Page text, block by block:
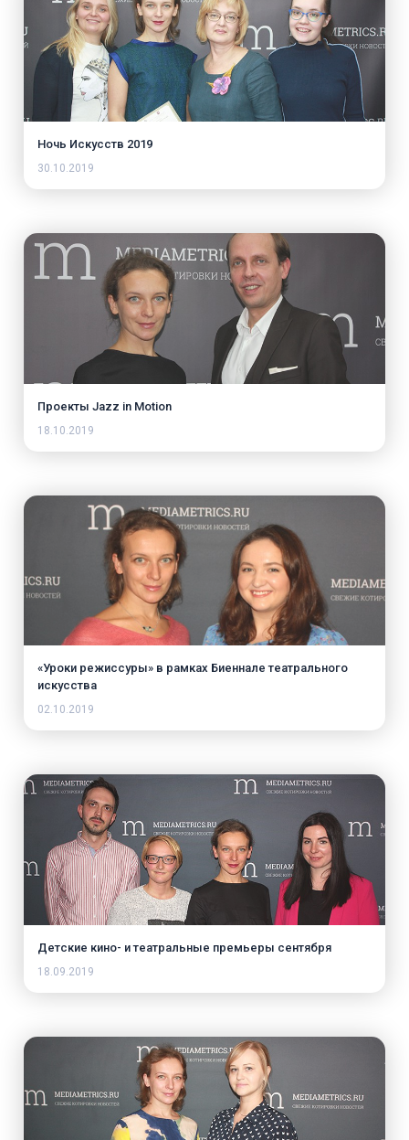
Ночь Искусств 2019
30.10.2019
Проекты Jazz in Motion
18.10.2019
«Уроки режиссуры» в рамках Биеннале театрального
искусства
02.10.2019
Детские кино- и театральные премьеры сентября
18.09.2019